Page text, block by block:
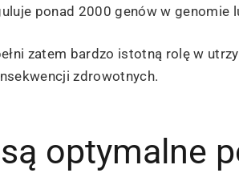
ponad 2000 genów w genomie
zatem bardzo istotną rolę w
zdrowotnych.
optymalne